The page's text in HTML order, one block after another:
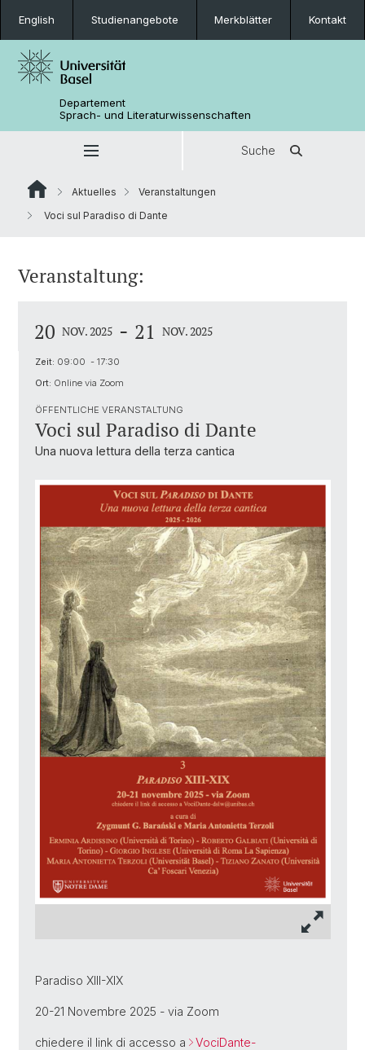
English Studienangebote Merkblätter Kontakt
Departement
Sprach- und Literaturwissenschaften
Suche
Aktuelles
Veranstaltungen
Voci sul Paradiso di Dante
Veranstaltung:
20 NOV. 2025 - 21 NOV. 2025
Zeit: 09:00 - 17:30
Ort: Online via Zoom
ÖFFENTLICHE VERANSTALTUNG
Voci sul Paradiso di Dante
Una nuova lettura della terza cantica
Paradiso XIII-XIX
20-21 Novembre 2025 - via Zoom
chiedere il link di accesso a
VociDante-